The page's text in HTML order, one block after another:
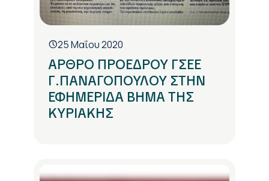
25 Μαΐου 2020
ΑΡΘΡΟ ΠΡΟΕΔΡΟΥ ΓΣΕΕ
Γ.ΠΑΝΑΓΟΠΟΥΛΟΥ ΣΤΗΝ
ΕΦΗΜΕΡΙΔΑ ΒΗΜΑ ΤΗΣ
ΚΥΡΙΑΚΗΣ